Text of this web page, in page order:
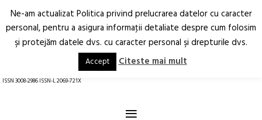
Arhitectură.
Oraș.
RO EN
ISSN 3008-2986 ISSN-L 2069-721X
Ne-am actualizat Politica privind prelucrarea datelor cu caracter
personal, pentru a asigura informaţii detaliate despre cum folosim
şi protejăm datele dvs. cu caracter personal şi drepturile dvs.
Accept Citeste mai mult